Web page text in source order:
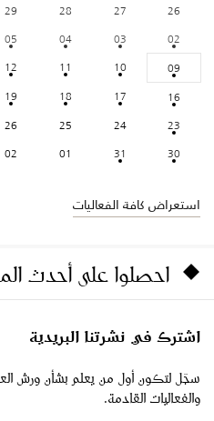
26
27
28
29
02
03
04
05
09
10
11
12
16
17
18
19
23
24
25
26
30
31
01
02
استعراض كافة الفعاليات
احصلوا على أحدث
اشترك في نشرتنا البريدية
سجّل لتكون أول من يعلم بشأن ورش
والفعاليات القادمة.